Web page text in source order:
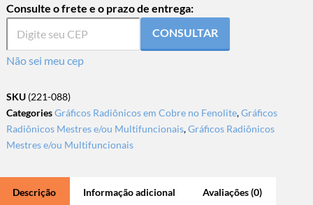
Consulte o frete e o prazo de entrega:
CONSULTAR
Não sei meu cep
SKU (221-088)
CategoriesGráficos Radiônicos em Cobre no Fenolite,Gráficos
Radiônicos Mestres e/ou Multifuncionais,Gráficos Radiônicos
Mestres e/ou Multifuncionais
Descrição Informação adicional Avaliações (0)